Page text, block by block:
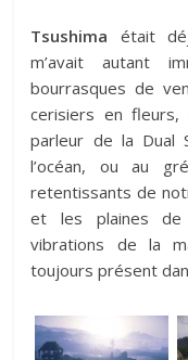
Tsushima était
m’avait autant
bourrasques de
cerisiers en fleurs,
parleur de la Dual
l’océan, ou au
retentissants de
et les plaines de
vibrations de la
toujours présent